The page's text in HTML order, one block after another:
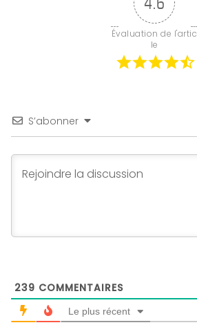
Évaluation de l'artic
le
S’abonner
239 COMMENTAIRES
Le plus récent